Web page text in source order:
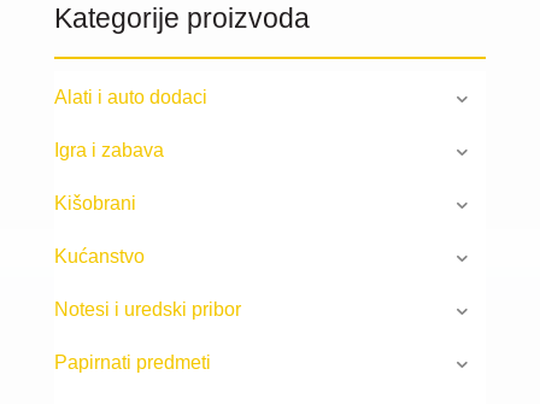
Kategorije proizvoda
Alati i auto dodaci
Igra i zabava
Kišobrani
Kućanstvo
Notesi i uredski pribor
Papirnati predmeti